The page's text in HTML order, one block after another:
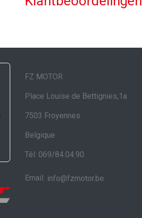
FZ MOTOR
Place Louise de Bettignies,1a
7503 Froyennes
Belgique
Tél: 069/84.04.90
Email: info@fzmotor.be